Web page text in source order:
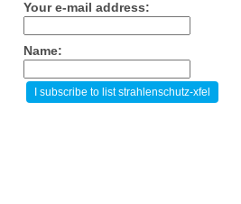
Your e-mail address:
Name: